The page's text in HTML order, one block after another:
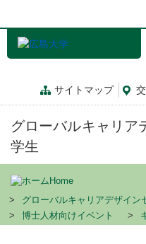
サイトマップ
グローバルキャリア
学生
Home
グローバルキャリアデザイン
博士人材向けイベント